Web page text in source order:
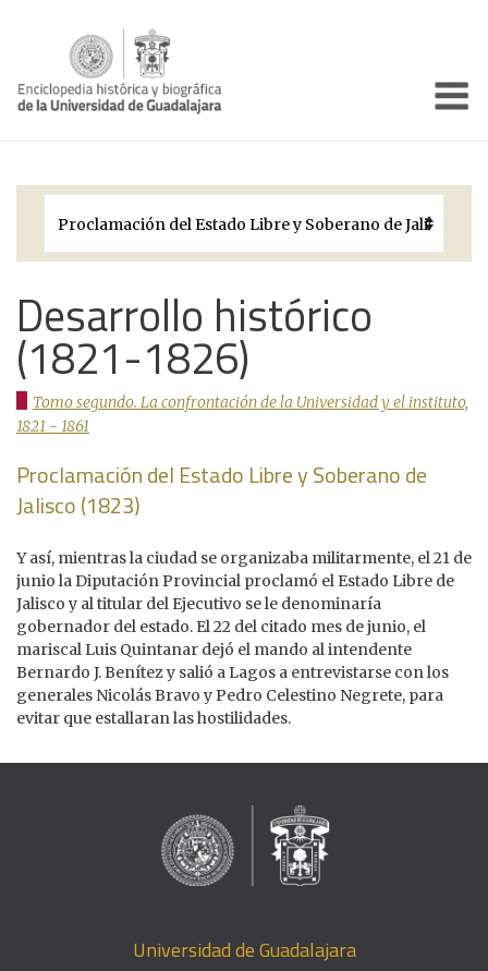
Períodos Históricos
Galería
Documentos institucionales
Desarrollo histórico
(1821-1826)
Tomo segundo. La confrontación de la Universidad y el instituto,
1821 - 1861
Proclamación del Estado Libre y Soberano de
Jalisco (1823)
Y así, mientras la ciudad se organizaba militarmente, el 21 de
junio la Diputación Provincial proclamó el Estado Libre de
Jalisco y al titular del Ejecutivo se le denominaría
gobernador del estado. El 22 del citado mes de junio, el
mariscal Luis Quintanar dejó el mando al intendente
Bernardo J. Benítez y salió a Lagos a entrevistarse con los
generales Nicolás Bravo y Pedro Celestino Negrete, para
evitar que estallaran las hostilidades.
Universidad de Guadalajara